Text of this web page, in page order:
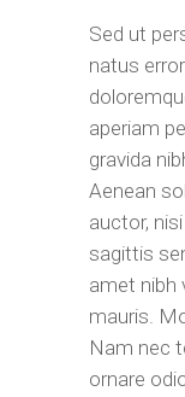
Sed ut
natus
aperiam
gravida
Aenean
auctor,
sagittis
amet nibh
mauris.
Nam nec
ornare